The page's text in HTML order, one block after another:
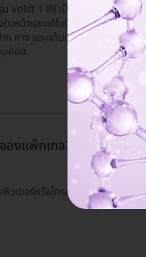
Volift 1 ซีซี เป็นการใช้สารเติม
ใบหน้าและแก้ไขปัญหาร่องลึก
คาง และแก้มตอบ ซึ่งใช้เวลาทำ
คคล.
งแพ็กเกจ?
วเตอร์หรือโทรศัพท์มือถือที่